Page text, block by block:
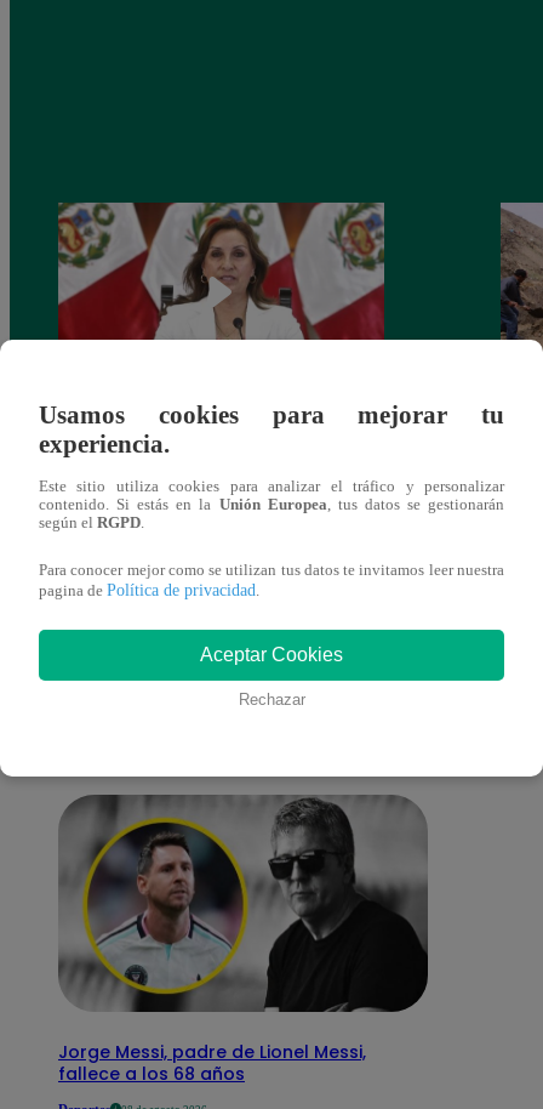
Congreso: proponen que el aumento del
salario presidencial se aplique desde 2026
También te puede
interesar
Jorge Messi, padre de Lionel Messi,
fallece a los 68 años
Usamos cookies para mejorar tu
experiencia.
Este sitio utiliza cookies para analizar el tráfico y personalizar
contenido. Si estás en la Unión Europea , tus datos se gestionarán
según el RGPD
Para conocer mejor como se utilizan tus datos te invitamos leer nuestra
pagina de Política de privacidad
Aceptar Cookies
Rechazar